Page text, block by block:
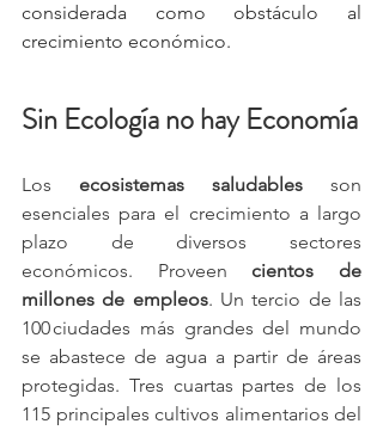
considerada como obstáculo al
crecimiento económico.
Sin Ecología no hay Economía
Los ecosistemas saludables son
esenciales para el crecimiento a largo
plazo de diversos sectores
económicos. Proveen cientos de
millones de empleos. Un tercio de las
100 ciudades más grandes del mundo
se abastece de agua a partir de áreas
protegidas. Tres cuartas partes de los
115 principales cultivos alimentarios del